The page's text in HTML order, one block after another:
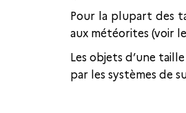
Pour la plupart des
aux météorites (voir
Les objets d’une
par les systèmes de